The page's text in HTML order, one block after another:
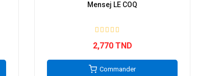
Mensej LE COQ
2,770 TND
Commander